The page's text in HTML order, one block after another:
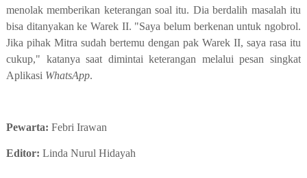
menolak memberikan keterangan soal itu. Dia berdalih masalah itu
bisa ditanyakan ke Warek II. "Saya belum berkenan untuk ngobrol.
Jika pihak Mitra sudah bertemu dengan pak Warek II, saya rasa itu
cukup," katanya saat dimintai keterangan melalui pesan singkat
Aplikasi WhatsApp.
Pewarta: Febri Irawan
Editor: Linda Nurul Hidayah